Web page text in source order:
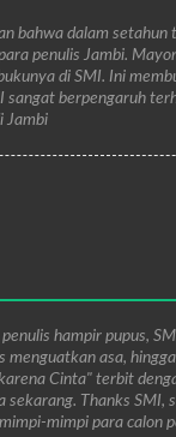
bahwa dalam setahun
penulis Jambi.
di SMI. Ini
sangat berpengaruh
Jambi
hampir pupus,
menguatkan asa,
Cinta" terbit
sekarang. Thanks SMI,
mimpi para calon